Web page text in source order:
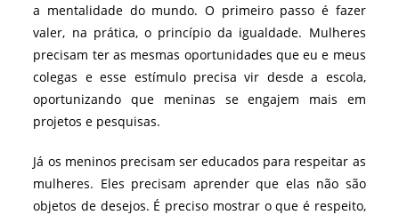
a mentalidade do mundo. O primeiro passo é fazer
valer, na prática, o princípio da igualdade. Mulheres
precisam ter as mesmas oportunidades que eu e meus
colegas e esse estímulo precisa vir desde a escola,
oportunizando que meninas se engajem mais em
projetos e pesquisas.
Já os meninos precisam ser educados para respeitar as
mulheres. Eles precisam aprender que elas não são
objetos de desejos. É preciso mostrar o que é respeito,